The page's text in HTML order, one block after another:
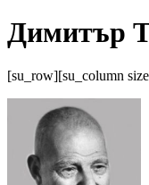
Димитър
[su_row][su_column